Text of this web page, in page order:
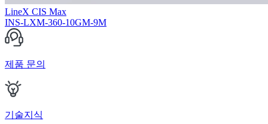
LineX CIS Max
INS-LXM-360-10GM-9M
제품 문의
기술지식